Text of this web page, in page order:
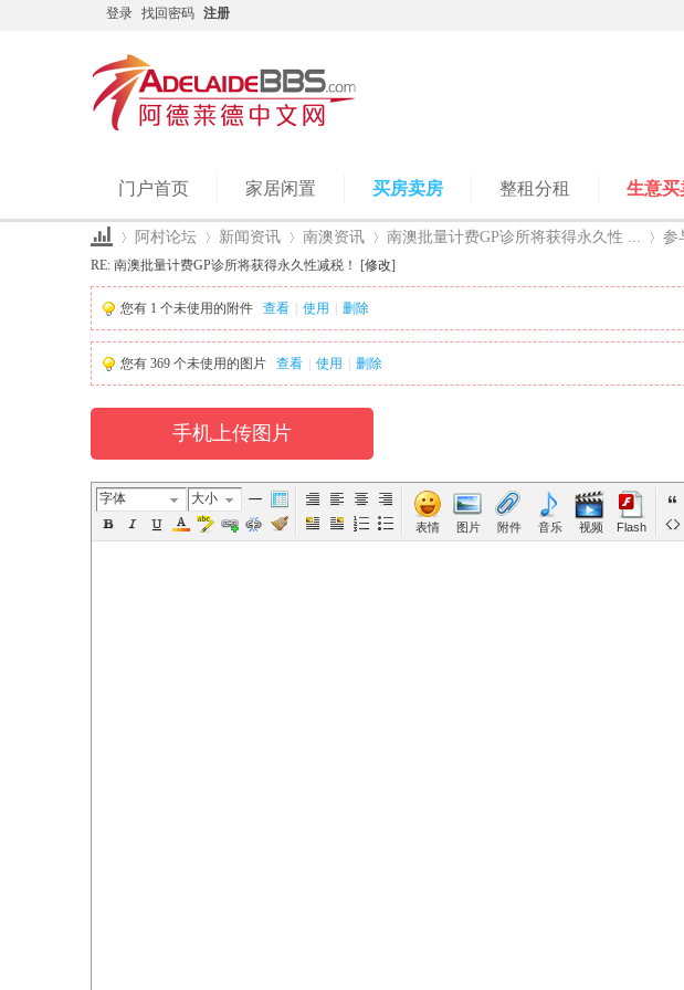
登录 找回密码 注册
门户首页 家居闲置 买房卖房 整租分租 生意买
Ad ›
阿村论坛
›
新闻资讯
›
南澳资讯
›
南澳批量计费GP诊所将获得永久性 ...
›
参
RE: 南澳批量计费GP诊所将获得永久性减税！ [修改]
您有 1 个未使用的附件 查看 使用 删除
您有 369 个未使用的图片 查看 使用 删除
手机上传图片
字体 大小
表情 图片 附件 音乐 视频 Flash